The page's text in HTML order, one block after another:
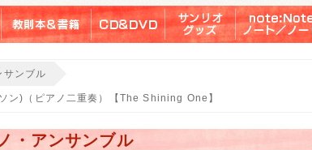
サンブル
ン)（ピアノ二重奏）【The Shining One】
・アンサンブル